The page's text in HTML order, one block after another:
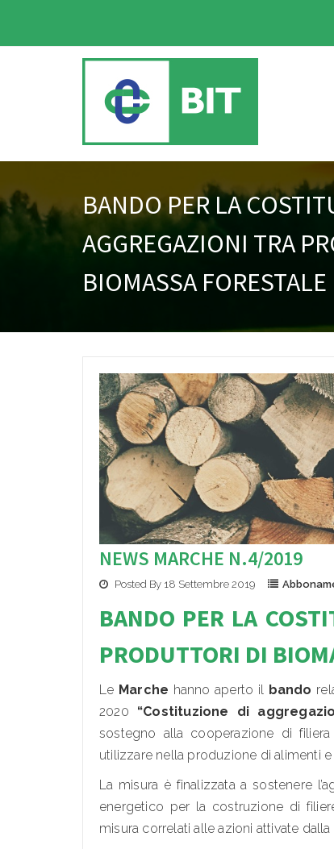
BANDO PER LA
AGGREGAZIONI TRA
BIOMASSA FORESTALE
NEWS MARCHE N.4/2019
Posted By 18 Settembre 2019
BANDO PER LA COS
PRODUTTORI DI
Le Marche hanno aperto il bando
2020 “Costituzione di
sostegno alla cooperazione di
utilizzare nella produzione di alimenti
La misura è finalizzata a sostenere
energetico per la costruzione di
misura correlati alle azioni attivate